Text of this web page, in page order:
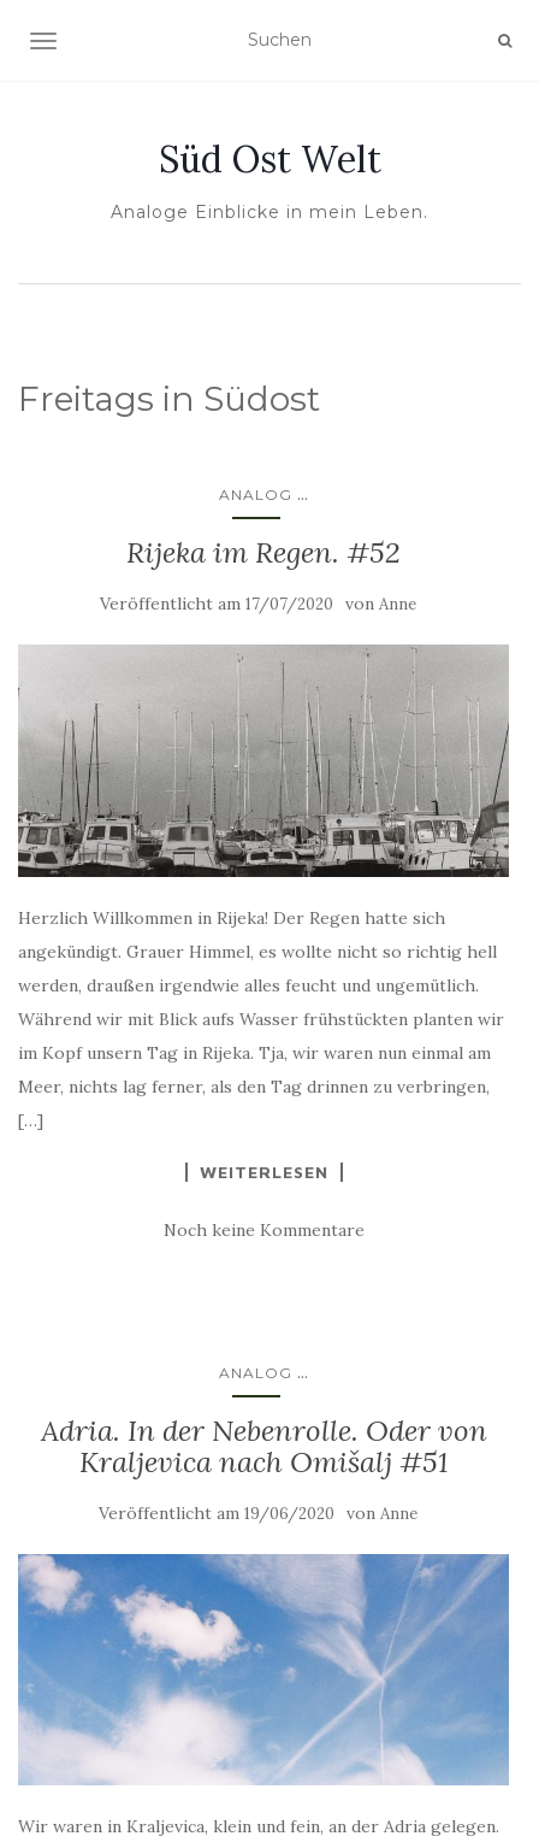
NAVIGATION UMSCHALTEN
Süd Ost Welt
Analoge Einblicke in mein Leben.
Freitags in Südost
ANALOG ...
Rijeka im Regen. #52
Veröffentlicht am 17/07/2020 von Anne
Herzlich Willkommen in Rijeka! Der Regen hatte sich
angekündigt. Grauer Himmel, es wollte nicht so richtig hell
werden, draußen irgendwie alles feucht und ungemütlich.
Während wir mit Blick aufs Wasser frühstückten planten wir
im Kopf unsern Tag in Rijeka. Tja, wir waren nun einmal am
Meer, nichts lag ferner, als den Tag drinnen zu verbringen,
[…]
WEITERLESEN
Noch keine Kommentare
ANALOG ...
Adria. In der Nebenrolle. Oder von
Kraljevica nach Omišalj #51
Veröffentlicht am 19/06/2020 von Anne
Wir waren in Kraljevica, klein und fein, an der Adria gelegen.